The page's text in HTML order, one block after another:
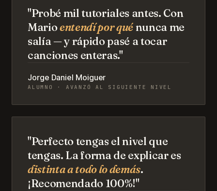
"Probé mil tutoriales antes. Con
Marioentendí por quénunca me
salía — y rápido pasé a tocar
canciones enteras."
Jorge Daniel Moiguer
ALUMNO · AVANZÓ AL SIGUIENTE NIVEL
"Perfecto tengas el nivel que
tengas. La forma de explicar es
distinta a todo lo demás.
¡Recomendado 100%!"